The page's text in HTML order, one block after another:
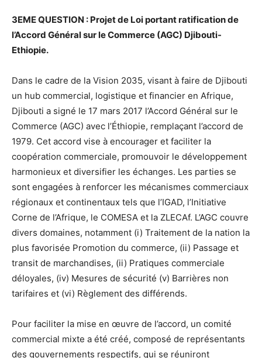
3EME QUESTION : Projet de Loi portant ratification de
l’Accord Général sur le Commerce (AGC) Djibouti-
Ethiopie.
Dans le cadre de la Vision 2035, visant à faire de Djibouti
un hub commercial, logistique et financier en Afrique,
Djibouti a signé le 17 mars 2017 l’Accord Général sur le
Commerce (AGC) avec l’Éthiopie, remplaçant l’accord de
1979. Cet accord vise à encourager et faciliter la
coopération commerciale, promouvoir le développement
harmonieux et diversifier les échanges. Les parties se
sont engagées à renforcer les mécanismes commerciaux
régionaux et continentaux tels que l’IGAD, l’Initiative
Corne de l’Afrique, le COMESA et la ZLECAf. L’AGC couvre
divers domaines, notamment (i) Traitement de la nation la
plus favorisée Promotion du commerce, (ii) Passage et
transit de marchandises, (ii) Pratiques commerciale
déloyales, (iv) Mesures de sécurité (v) Barrières non
tarifaires et (vi) Règlement des différends.
Pour faciliter la mise en œuvre de l’accord, un comité
commercial mixte a été créé, composé de représentants
des gouvernements respectifs, qui se réuniront